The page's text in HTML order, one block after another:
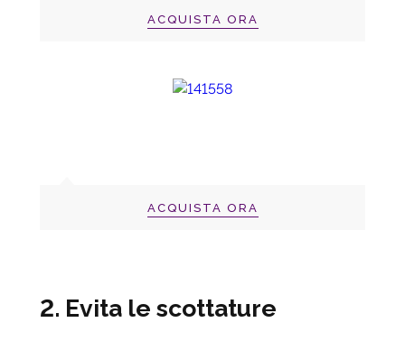
ACQUISTA ORA
ACQUISTA ORA
2. Evita le scottature